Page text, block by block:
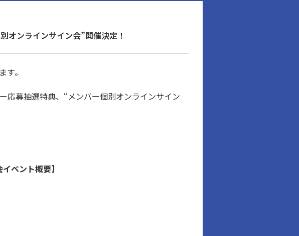
オンラインサイン会”開催決定！
す｡
応募抽選特典、“メンバー個別オンラインサイン
ベント概要】